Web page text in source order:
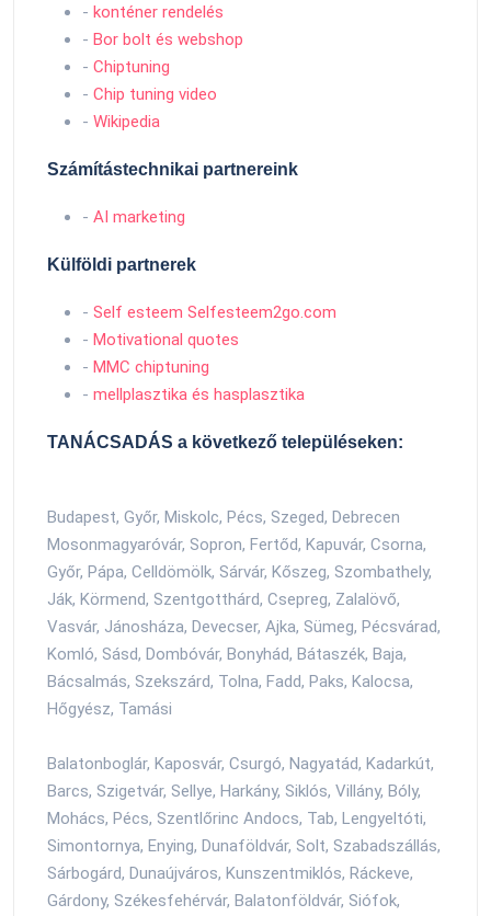
- konténer rendelés
- Bor bolt és webshop
- Chiptuning
- Chip tuning video
- Wikipedia
Számítástechnikai partnereink
- AI marketing
Külföldi partnerek
- Self esteem Selfesteem2go.com
- Motivational quotes
- MMC chiptuning
- mellplasztika és hasplasztika
TANÁCSADÁS a következő településeken:
Budapest, Győr, Miskolc, Pécs, Szeged, Debrecen
Mosonmagyaróvár, Sopron, Fertőd, Kapuvár, Csorna,
Győr, Pápa, Celldömölk, Sárvár, Kőszeg, Szombathely,
Ják, Körmend, Szentgotthárd, Csepreg, Zalalövő,
Vasvár, Jánosháza, Devecser, Ajka, Sümeg, Pécsvárad,
Komló, Sásd, Dombóvár, Bonyhád, Bátaszék, Baja,
Bácsalmás, Szekszárd, Tolna, Fadd, Paks, Kalocsa,
Hőgyész, Tamási
Balatonboglár, Kaposvár, Csurgó, Nagyatád, Kadarkút,
Barcs, Szigetvár, Sellye, Harkány, Siklós, Villány, Bóly,
Mohács, Pécs, Szentlőrinc Andocs, Tab, Lengyeltóti,
Simontornya, Enying, Dunaföldvár, Solt, Szabadszállás,
Sárbogárd, Dunaújváros, Kunszentmiklós, Ráckeve,
Gárdony, Székesfehérvár, Balatonföldvár, Siófok,